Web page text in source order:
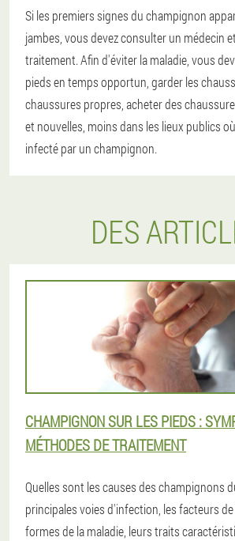
Si les premiers signes du champignon
jambes, vous devez consulter un médecin
traitement. Afin d'éviter la maladie, vous
pieds en temps opportun, garder les
chaussures propres, acheter des
et nouvelles, moins dans les lieux publics
infecté par un champignon.
DES
CHAMPIGNON SUR LES PIEDS :
MÉTHODES DE TRAITEMENT
Quelles sont les causes des champignons
principales voies d'infection, les facteurs
formes de la maladie, leurs traits